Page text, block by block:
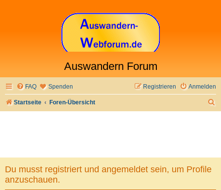
Auswandern Forum
FAQ Spenden Anmelden
Registrieren
Startseite Foren-Übersicht
Du musst registriert und angemeldet sein, um Profile
anzuschauen.